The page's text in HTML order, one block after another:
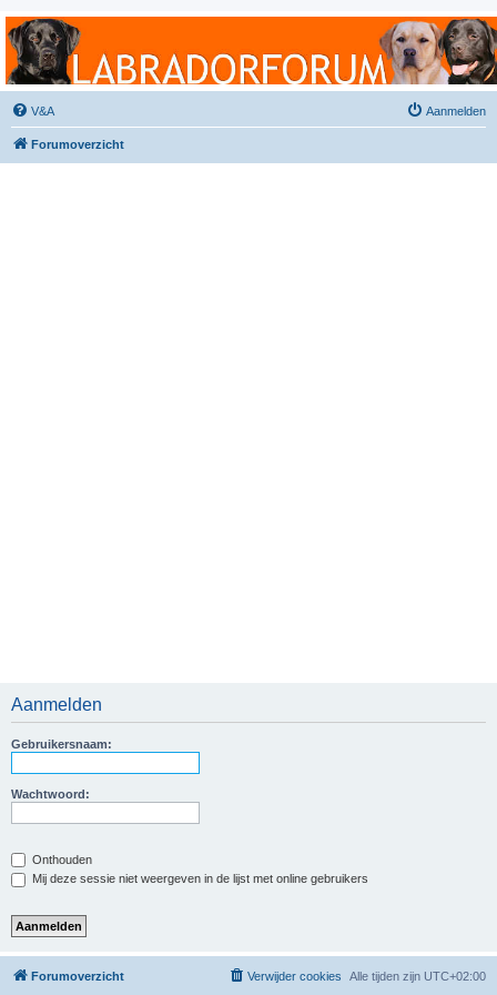
Labradorforum
Het gezelligste Labradorforum van Nederland en België!
V&A Aanmelden
Forumoverzicht
Aanmelden
Gebruikersnaam:
Wachtwoord:
Onthouden
Mij deze sessie niet weergeven in de lijst met online gebruikers
Forumoverzicht Alle tijden zijn UTC+02:00
Verwijder cookies